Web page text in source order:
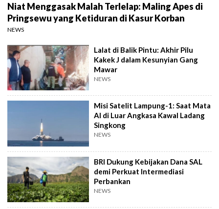
Niat Menggasak Malah Terlelap: Maling Apes di
Pringsewu yang Ketiduran di Kasur Korban
NEWS
Lalat di Balik Pintu: Akhir Pilu
Kakek J dalam Kesunyian Gang
Mawar
NEWS
Misi Satelit Lampung-1: Saat Mata
AI di Luar Angkasa Kawal Ladang
Singkong
NEWS
BRI Dukung Kebijakan Dana SAL
demi Perkuat Intermediasi
Perbankan
NEWS